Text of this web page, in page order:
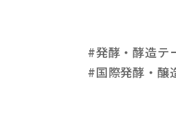
#発酵・酵造
#国際発酵・醸